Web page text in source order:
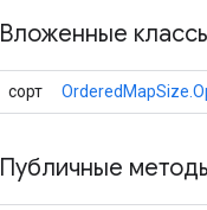
Вложенные
сорт
Публичные